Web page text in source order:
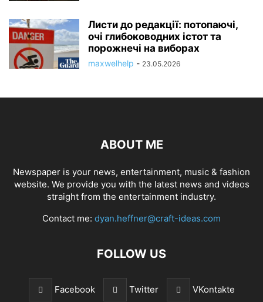
Листи до редакції: потопаючі,
очі глибоководних істот та
порожнечі на виборах
maxwelhelp - 23.05.2026
ABOUT ME
Newspaper is your news, entertainment, music & fashion
website. We provide you with the latest news and videos
straight from the entertainment industry.
Contact me: dyan.heffner@craft-ideas.com
FOLLOW US
Facebook Twitter VKontakte